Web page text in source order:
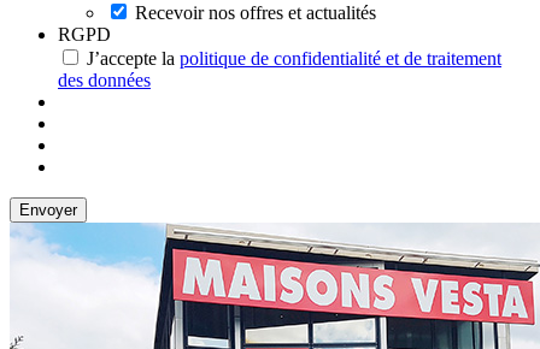
Recevoir nos offres et actualités
RGPD
J’accepte la politique de confidentialité et de traitement
des données